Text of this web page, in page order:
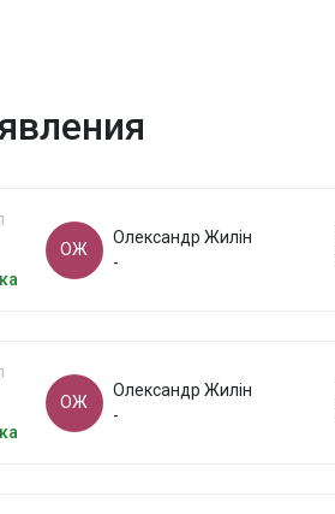
ОЖ
Олександр Жилін
-
ОЖ
Олександр Жилін
-